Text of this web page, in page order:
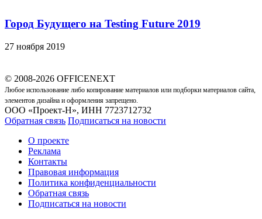
Город Будущего на Testing Future 2019
27 ноября 2019
© 2008-2026 OFFICENEXT
Любое использование либо копирование материалов или подборки материалов сайта,
элементов дизайна и оформления запрещено.
ООО «Проект-Н», ИНН 7723712732
Обратная связь Подписаться на новости
О проекте
Реклама
Контакты
Правовая информация
Политика конфиденциальности
Обратная связь
Подписаться на новости